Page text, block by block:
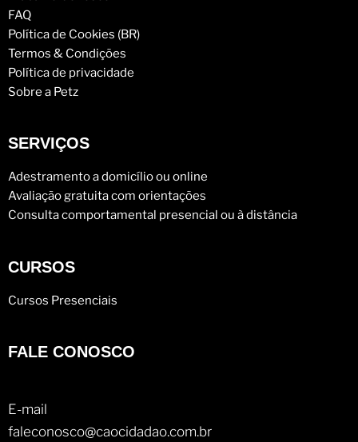
FAQ
Política de Cookies (BR)
Termos & Condições
Política de privacidade
Sobre a Petz
SERVIÇOS
Adestramento a domicílio ou online
Avaliação gratuita com orientações
Consulta comportamental presencial ou à distância
CURSOS
Cursos Presenciais
FALE CONOSCO
E-mail
faleconosco@caocidadao.com.br